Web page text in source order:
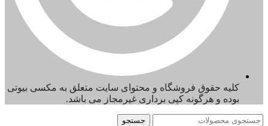
کلیه حقوق فروشگاه و محتوای سایت متعلق به مکسی بیوتی
بوده و هرگونه کپی برداری غیرمجاز می باشد.
جستجو